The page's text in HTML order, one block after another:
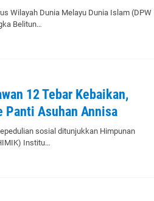
Wilayah Dunia Melayu Dunia Islam (DPW
Belitun…
12 Tebar Kebaikan,
Panti Asuhan Annisa
sosial ditunjukkan Himpunan
Institu…